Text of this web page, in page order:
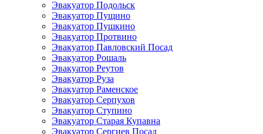
Эвакуатор Подольск
Эвакуатор Пущино
Эвакуатор Пушкино
Эвакуатор Протвино
Эвакуатор Павловский Посад
Эвакуатор Рошаль
Эвакуатор Реутов
Эвакуатор Руза
Эвакуатор Раменское
Эвакуатор Серпухов
Эвакуатор Ступино
Эвакуатор Старая Купавна
Эвакуатор Сергиев Посад